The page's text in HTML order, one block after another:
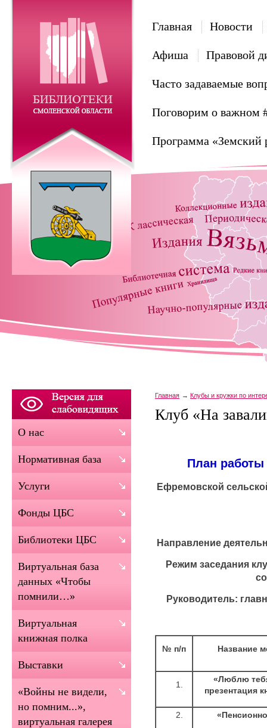
Главная Новости
Афиша Правовой
Часто задаваемые
Поговорим о важном
Программа «Земский
Главная Клубы и кружки по
Клуб «На
План работы
Ефремовской
Направление
Режим заседания
Руководитель:
№ п/п Название
«Люблю
презентация
О нас
Нормативная база
Услуги
Фонды ЦБС
Библиотеки ЦБС
Виртуальная база
данных «Чтобы
помнили…»
Виртуальная
книжная полка
Выставки
«Войны не видели,
но помним...»,
виртуальная галерея